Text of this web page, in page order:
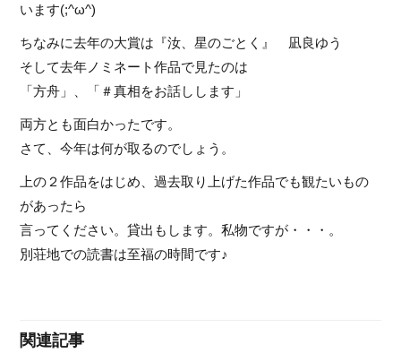
います(;^ω^)
ちなみに去年の大賞は『汝、星のごとく』 凪良ゆう
そして去年ノミネート作品で見たのは
「方舟」、「＃真相をお話しします」
両方とも面白かったです。
さて、今年は何が取るのでしょう。
上の２作品をはじめ、過去取り上げた作品でも観たいもの
があったら
言ってください。貸出もします。私物ですが・・・。
別荘地での読書は至福の時間です♪
関連記事